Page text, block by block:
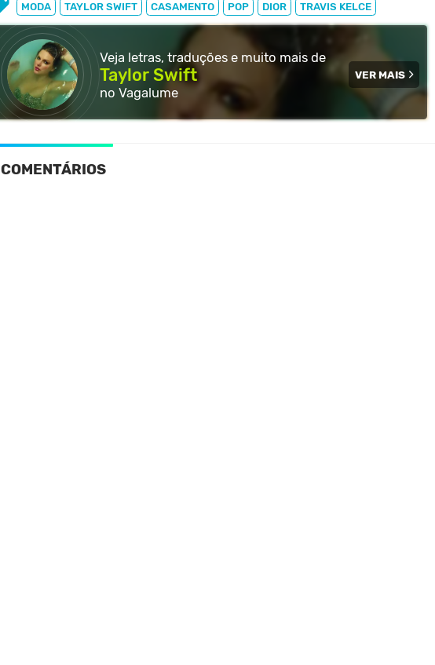
MODA TAYLOR SWIFT CASAMENTO POP DIOR TRAVIS KELCE
Veja letras, traduções e muito mais de
Taylor Swift
no Vagalume
VER MAIS
COMENTÁRIOS